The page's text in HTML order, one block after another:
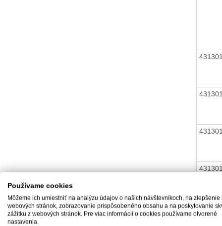
Používame cookies
Môžeme ich umiestniť na analýzu údajov o našich návštevníkoch, na zlepšenie
webových stránok, zobrazovanie prispôsobeného obsahu a na poskytovanie
zážitku z webových stránok. Pre viac informácií o cookies používame otvorené
nastavenia.